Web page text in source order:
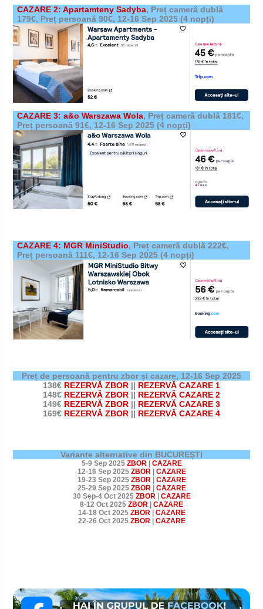
CAZARE 2: Apartamteny Sadyba, Preț cameră dublă
179€, Preț persoană 90€, 12-16 Sep 2025(4 nopți)
CAZARE 3: a&o Warszawa Wola, Preț cameră dublă 181€,
Preț persoană 91€, 12-16 Sep 2025(4 nopți)
CAZARE 4: MGR MiniStudio, Preț cameră dublă 222€,
Preț persoană 111€, 12-16 Sep 2025(4 nopți)
Preț de persoană pentru zbor și cazare, 12-16 Sep 2025
138€ REZERVĂ ZBOR || REZERVĂ CAZARE 1
148€ REZERVĂ ZBOR || REZERVĂ CAZARE 2
149€ REZERVĂ ZBOR || REZERVĂ CAZARE 3
169€ REZERVĂ ZBOR || REZERVĂ CAZARE 4
Variante alternative din BUCUREȘTI
5-9 Sep 2025 ZBOR | CAZARE
12-16 Sep 2025 ZBOR | CAZARE
19-23 Sep 2025 ZBOR | CAZARE
25-29 Sep 2025 ZBOR | CAZARE
30 Sep-4 Oct 2025 ZBOR | CAZARE
8-12 Oct 2025 ZBOR | CAZARE
14-18 Oct 2025 ZBOR | CAZARE
22-26 Oct 2025 ZBOR | CAZARE